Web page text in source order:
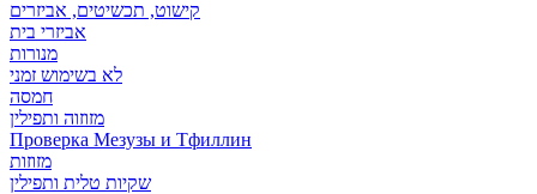
קישוט, תכשיטים, אביזרים
אביזרי בית
מנורות
לא בשימוש זמני
חמסה
מזוזוה ותפילין
Проверка Мезузы и Тфиллин
מזוזות
שקיות טלית ותפילין